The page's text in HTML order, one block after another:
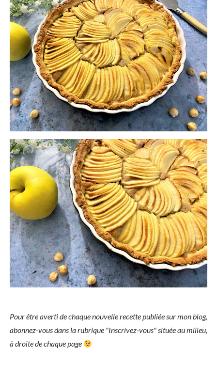
Pour être averti de chaque nouvelle recette publiée sur mon blog,
abonnez-vous dans la rubrique "Inscrivez-vous" située au milieu,
à droite de chaque page